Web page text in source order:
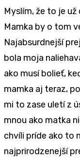
Myslím, že to je
Mamka by o tom
Najabsurdnejší
bola moja
ako musí bolieť,
mamka aj teraz,
mi to zase uletí z
mnou ako matka
chvíli príde ako to
najprirodzenejší